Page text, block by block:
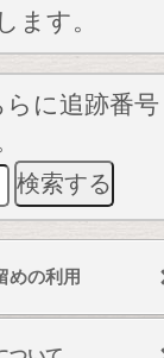
ます。
に追跡番号
めの利用